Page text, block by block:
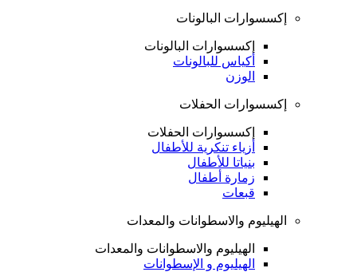
إكسسوارات البالونات
إكسسوارات البالونات
أكياس للبالونات
الوزن
إكسسوارات الحفلات
إكسسوارات الحفلات
أزياء تنكرية للأطفال
بنياتا للأطفال
زمارة أطفال
قبعات
الهيليوم والاسطوانات والمعدات
الهيليوم والاسطوانات والمعدات
الهيليوم و الإسطوانات